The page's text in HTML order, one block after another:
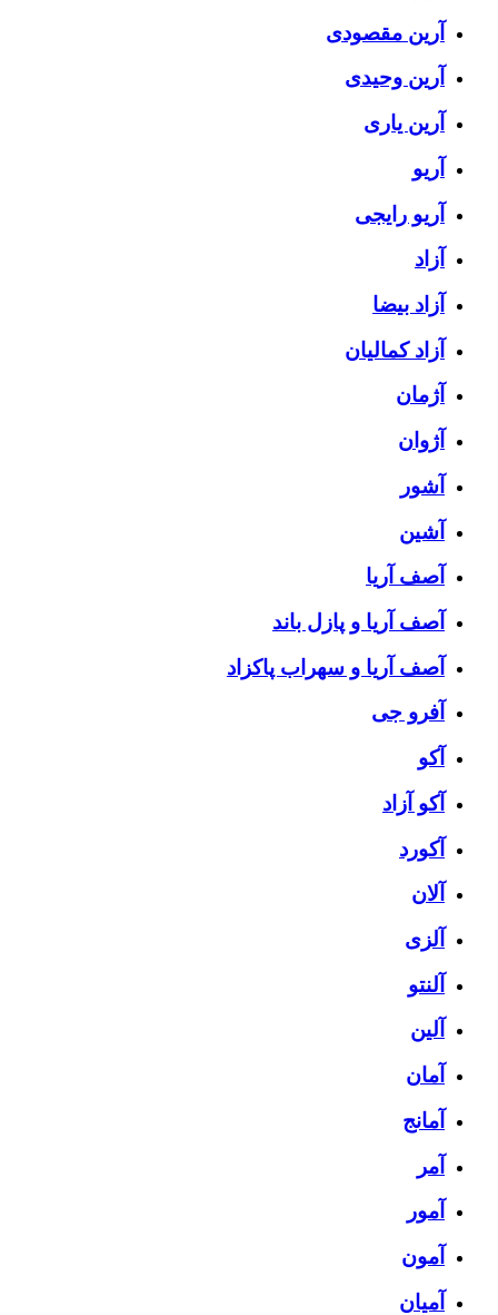
آرین مقصودی
آرین وحیدی
آرین یاری
آریو
آریو رایجی
آزاد
آزاد بیضا
آزاد کمالیان
آژمان
آژوان
آشور
آشین
آصف آریا
آصف آریا و پازل باند
آصف آریا و سهراب پاکزاد
آفرو جی
آکو
آکو آزاد
آکورد
آلان
آلزی
آلنتو
آلین
آمان
آمانج
آمر
آمور
آمون
آمیان